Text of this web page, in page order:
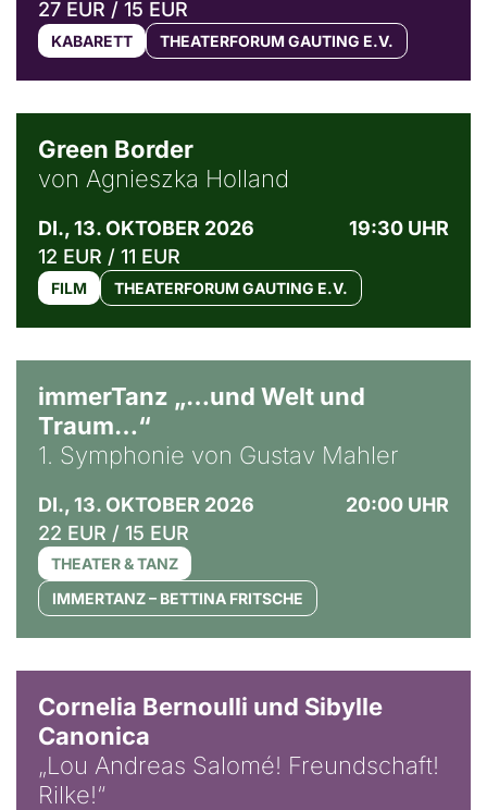
27 EUR / 15 EUR
KABARETT THEATERFORUM GAUTING E.V.
Green Border
von Agnieszka Holland
DI., 13. OKTOBER 2026
19:30 UHR
12 EUR / 11 EUR
FILM THEATERFORUM GAUTING E.V.
immerTanz „…und Welt und
Traum…“
1. Symphonie von Gustav Mahler
DI., 13. OKTOBER 2026
20:00 UHR
22 EUR / 15 EUR
THEATER & TANZ
IMMERTANZ – BETTINA FRITSCHE
Cornelia Bernoulli und Sibylle
Canonica
„Lou Andreas Salomé! Freundschaft!
Rilke!“